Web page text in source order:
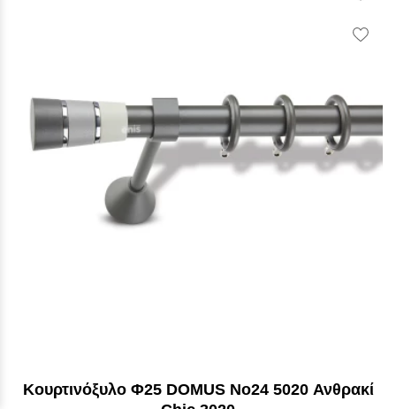
Kουρτινόξυλο Φ25 DOMUS No24 5020 Ανθρακί